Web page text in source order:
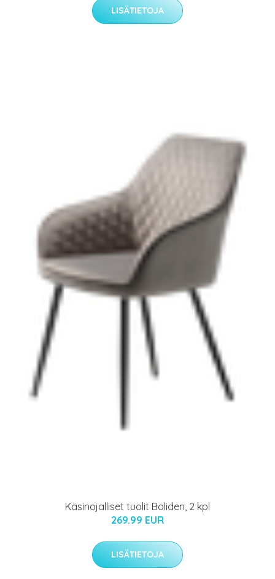
LISÄTIETOJA
Käsinojalliset tuolit Boliden, 2 kpl
269.99 EUR
LISÄTIETOJA